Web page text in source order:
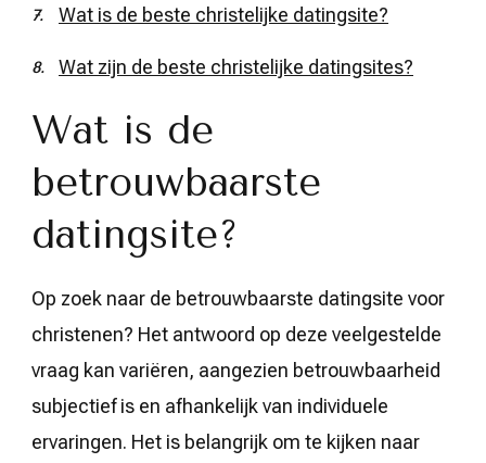
Wat is de beste christelijke datingsite?
Wat zijn de beste christelijke datingsites?
Wat is de
betrouwbaarste
datingsite?
Op zoek naar de betrouwbaarste datingsite voor
christenen? Het antwoord op deze veelgestelde
vraag kan variëren, aangezien betrouwbaarheid
subjectief is en afhankelijk van individuele
ervaringen. Het is belangrijk om te kijken naar